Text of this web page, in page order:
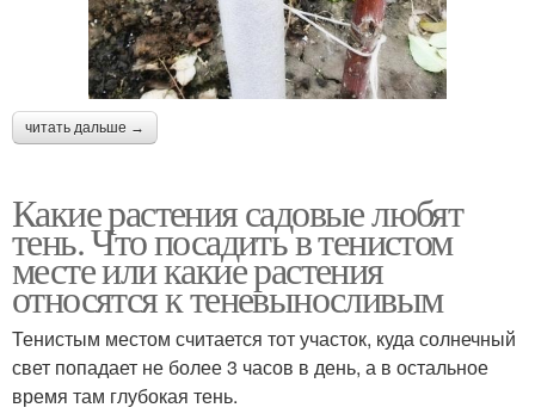
читать дальше →
Какие растения садовые любят
тень. Что посадить в тенистом
месте или какие растения
относятся к теневыносливым
Тенистым местом считается тот участок, куда солнечный
свет попадает не более 3 часов в день, а в остальное
время там глубокая тень.